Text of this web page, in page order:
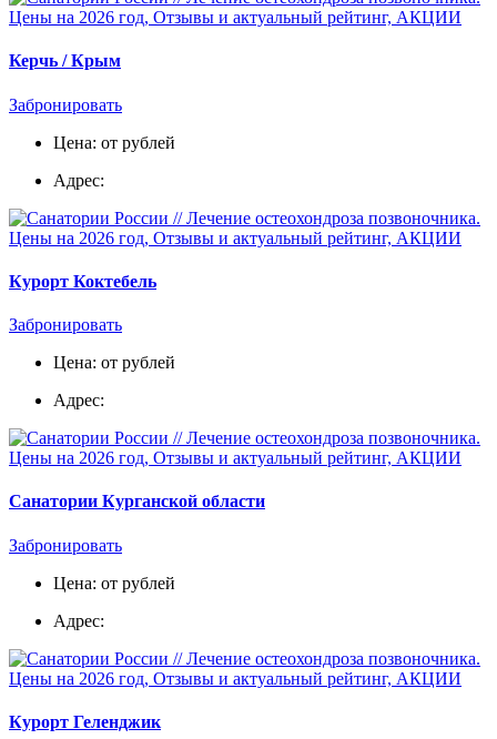
Керчь / Крым
Забронировать
Цена: от рублей
Адрес:
Курорт Коктебель
Забронировать
Цена: от рублей
Адрес:
Санатории Курганской области
Забронировать
Цена: от рублей
Адрес:
Курорт Геленджик